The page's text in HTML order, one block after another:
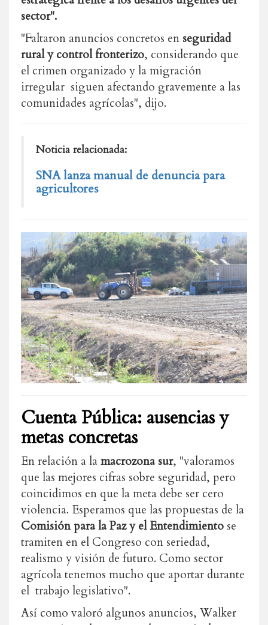
sector".
"Faltaron anuncios concretos en seguridad
rural y control fronterizo, considerando que
el crimen organizado y la migración
irregular siguen afectando gravemente a las
comunidades agrícolas", dijo.
Noticia relacionada:
SNA lanza manual de denuncia para
agricultores
Cuenta Pública: ausencias y
metas concretas
En relación a lamacrozona sur, "valoramos
que las mejores cifras sobre seguridad, pero
coincidimos en que la meta debe ser cero
violencia. Esperamos que las propuestas de la
Comisión para la Paz y el Entendimiento se
tramiten en el Congreso con seriedad,
realismo y visión de futuro. Como sector
agrícola tenemos mucho que aportar durante
el trabajo legislativo".
Así como valoró algunos anuncios, Walker